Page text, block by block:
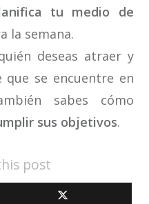
tu medio de
la semana.
deseas atraer y
que se encuentre en
sabes cómo
sus objetivos.
post